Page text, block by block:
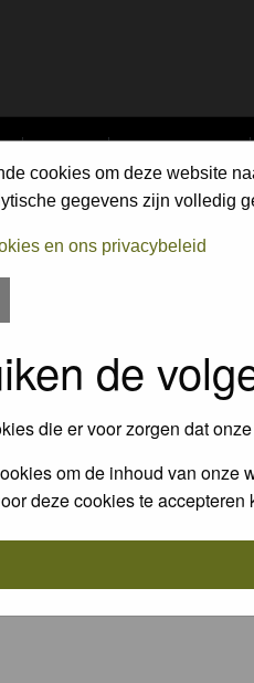
ALBUMS COMPETITIONS
cookies om deze website
gegevens zijn volledig
en ons privacybeleid
de
die er voor zorgen dat
om de inhoud van onze
deze cookies te
read the FAQorsearch on the forum